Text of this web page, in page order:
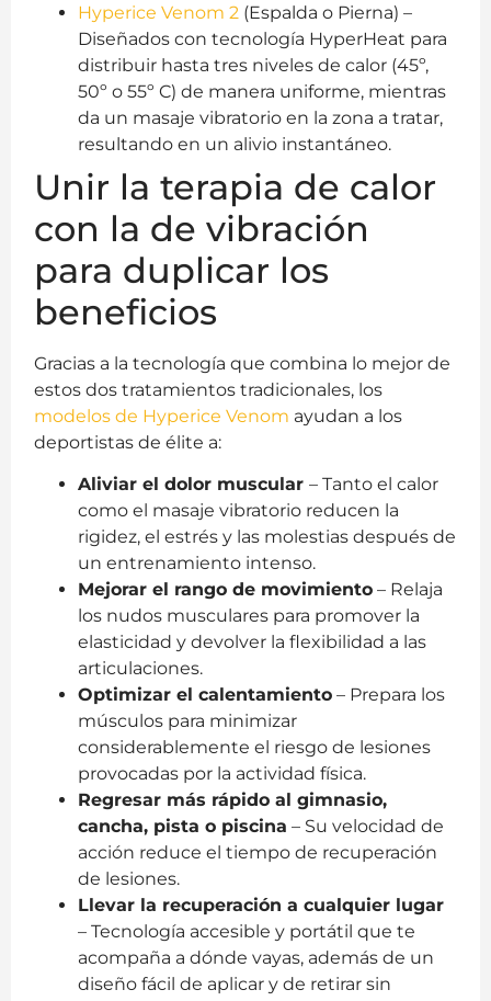
Hyperice Venom 2 (Espalda o Pierna) –
Diseñados con tecnología HyperHeat para
distribuir hasta tres niveles de calor (45º,
50º o 55º C) de manera uniforme, mientras
da un masaje vibratorio en la zona a tratar,
resultando en un alivio instantáneo.
Unir la terapia de calor
con la de vibración
para duplicar los
beneficios
Gracias a la tecnología que combina lo mejor de
estos dos tratamientos tradicionales, los
modelos de Hyperice Venom ayudan a los
deportistas de élite a:
Aliviar el dolor muscular– Tanto el calor
como el masaje vibratorio reducen la
rigidez, el estrés y las molestias después de
un entrenamiento intenso.
Mejorar el rango de movimiento – Relaja
los nudos musculares para promover la
elasticidad y devolver la flexibilidad a las
articulaciones.
Optimizar el calentamiento – Prepara los
músculos para minimizar
considerablemente el riesgo de lesiones
provocadas por la actividad física.
Regresar más rápido al gimnasio,
cancha, pista o piscina – Su velocidad de
acción reduce el tiempo de recuperación
de lesiones.
Llevar la recuperación a cualquier lugar
– Tecnología accesible y portátil que te
acompaña a dónde vayas, además de un
diseño fácil de aplicar y de retirar sin